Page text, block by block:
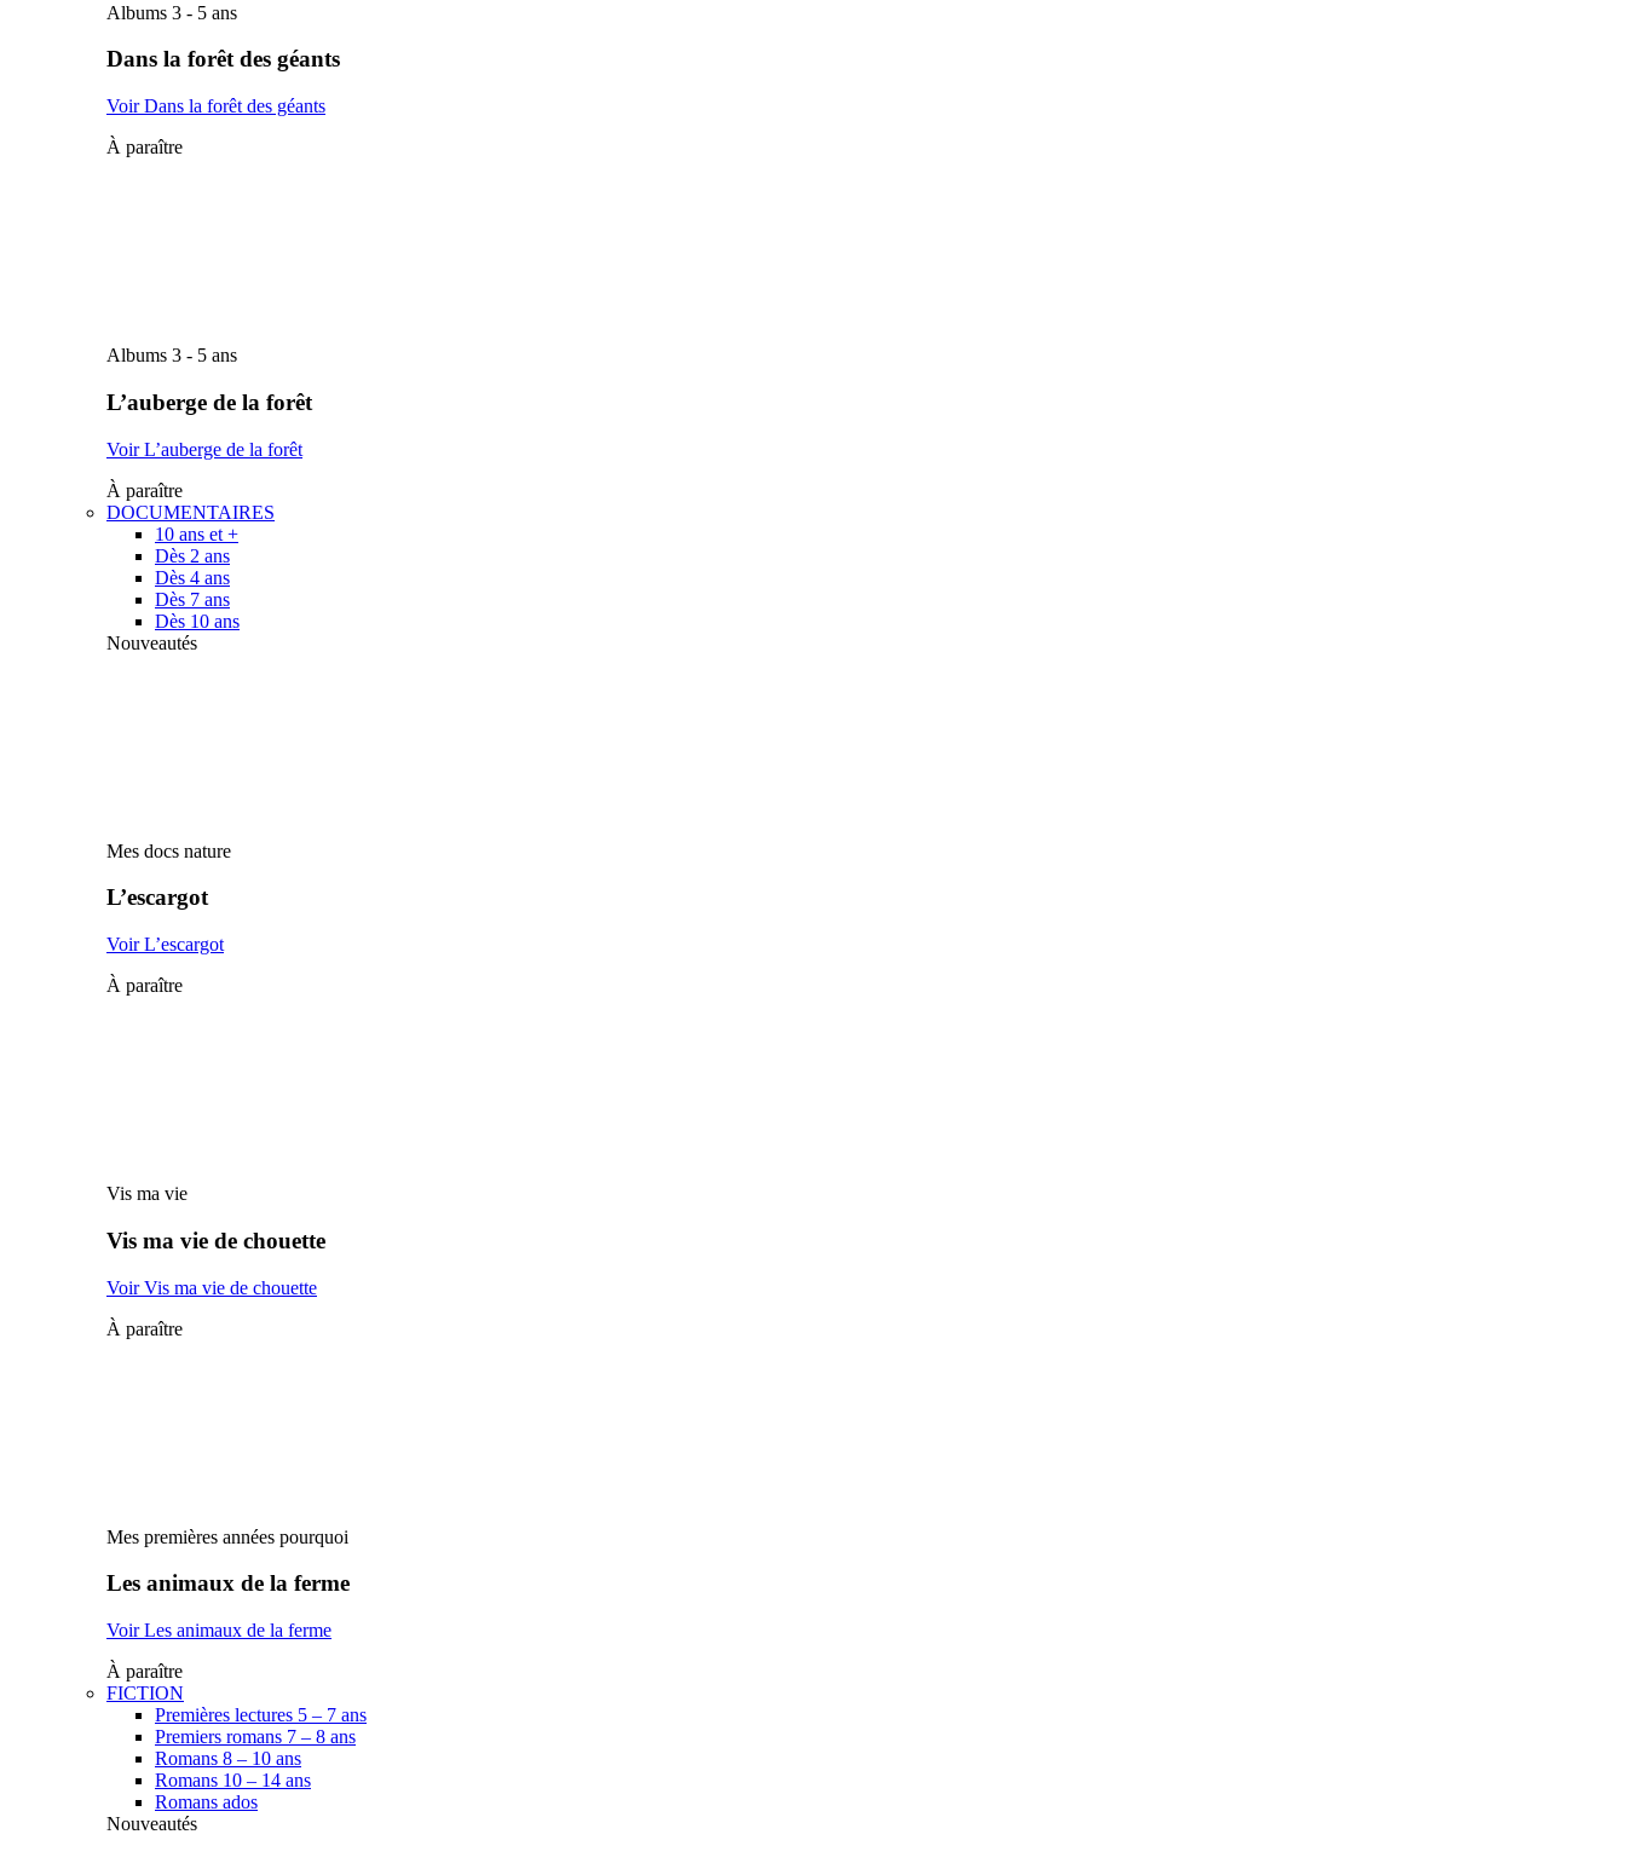
Albums 3 - 5 ans
Dans la forêt des géants
Voir Dans la forêt des géants
À paraître
Albums 3 - 5 ans
L’auberge de la forêt
Voir L’auberge de la forêt
À paraître
DOCUMENTAIRES
10 ans et +
Dès 2 ans
Dès 4 ans
Dès 7 ans
Dès 10 ans
Nouveautés
Mes docs nature
L’escargot
Voir L’escargot
À paraître
Vis ma vie
Vis ma vie de chouette
Voir Vis ma vie de chouette
À paraître
Mes premières années pourquoi
Les animaux de la ferme
Voir Les animaux de la ferme
À paraître
FICTION
Premières lectures 5 – 7 ans
Premiers romans 7 – 8 ans
Romans 8 – 10 ans
Romans 10 – 14 ans
Romans ados
Nouveautés